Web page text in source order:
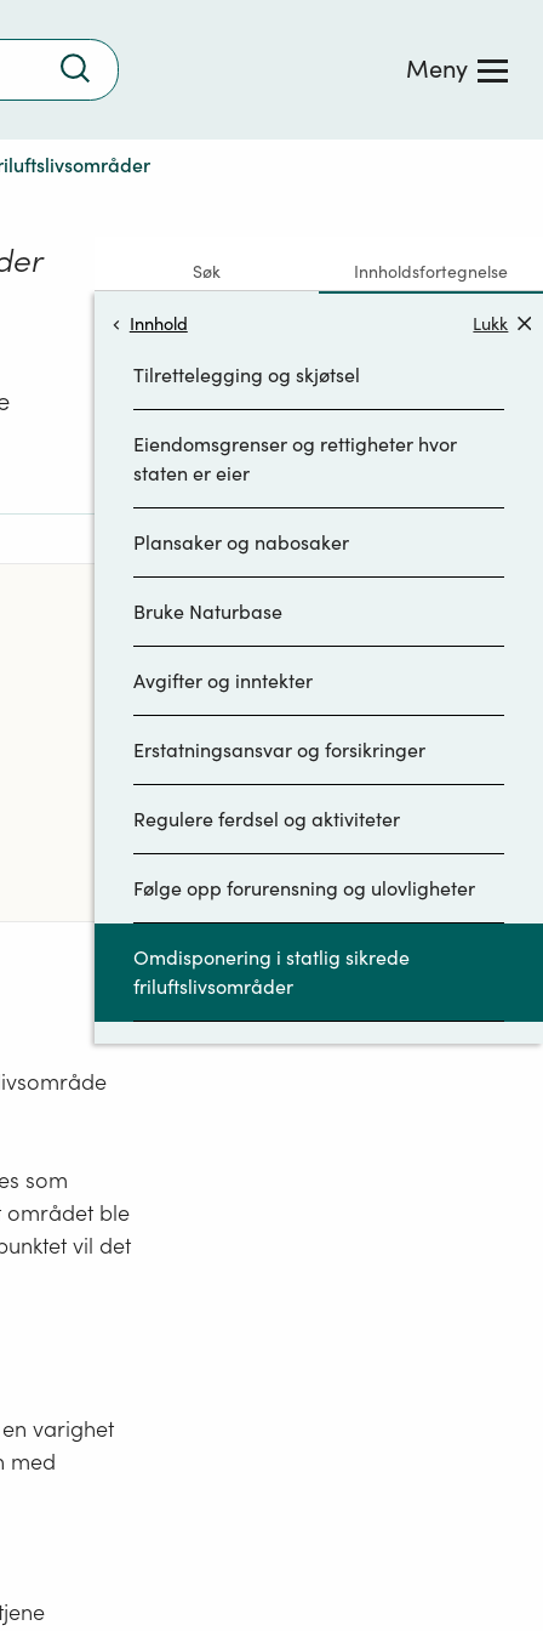
Trykk
søke
Meny
Søk Innholdsfortegnelse
Innhold Lukk
Tilrettelegging og skjøtsel
Eiendomsgrenser og rettigheter hvor
staten er eier
Plansaker og nabosaker
Bruke Naturbase
Avgifter og inntekter
Erstatningsansvar og forsikringer
Regulere ferdsel og aktiviteter
Følge opp forurensning og ulovligheter
Omdisponering i statlig sikrede
friluftslivsområder
Forvalte bygninger og anlegg
som
området ble
vil det
varighet
med